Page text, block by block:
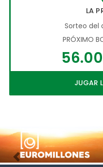
LA
Sorteo del
PRÓXIMO
JUGAR
Imagen anterior